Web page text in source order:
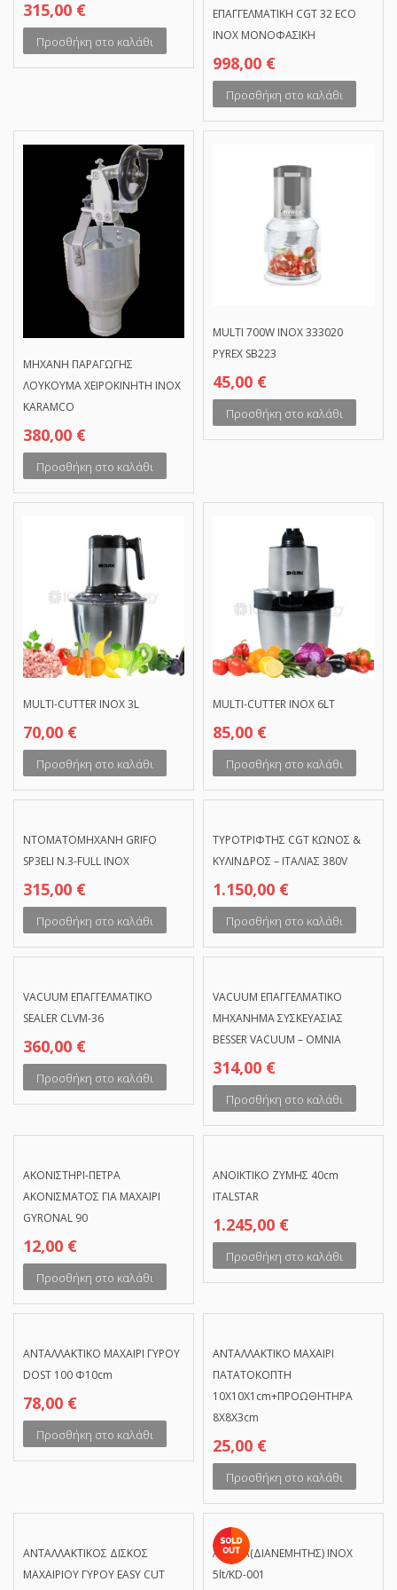
315,00 €
Προσθήκη στο καλάθι
ΕΠΑΓΓΕΛΜΑΤΙΚΗ CGT 32 ECO
INOX ΜΟΝΟΦΑΣΙΚΗ
998,00 €
Προσθήκη στο καλάθι
MHXANH ΠΑΡΑΓΩΓΗΣ
ΛΟΥΚΟΥΜΑ ΧΕΙΡΟΚΙΝΗΤΗ ΙΝΟΧ
KARAMCO
380,00 €
Προσθήκη στο καλάθι
MULTI 700W INOX 333020
PYREX SB223
45,00 €
Προσθήκη στο καλάθι
MULTI-CUTTER INOX 3L
70,00 €
Προσθήκη στο καλάθι
MULTI-CUTTER INOX 6LT
85,00 €
Προσθήκη στο καλάθι
NTOMATOMHXANH GRIFO
SP3ELI N.3-FULL INOX
315,00 €
Προσθήκη στο καλάθι
TYΡΟΤΡΙΦΤΗΣ CGT ΚΩΝΟΣ &
ΚΥΛΙΝΔΡΟΣ – ITAΛΙΑΣ 380V
1.150,00 €
Προσθήκη στο καλάθι
VACUUM ΕΠΑΓΓΕΛΜΑΤΙΚΟ
SEALER CLVM-36
360,00 €
Προσθήκη στο καλάθι
VACUUM ΕΠΑΓΓΕΛΜΑΤΙΚΟ
ΜΗΧΑΝΗΜΑ ΣΥΣΚΕΥΑΣΙΑΣ
BESSER VACUUM – OMNIA
314,00 €
Προσθήκη στο καλάθι
ΑΚΟΝΙΣΤΗΡΙ-ΠΕΤΡΑ
ΑΚΟΝΙΣΜΑΤΟΣ ΓΙΑ ΜΑΧΑΙΡΙ
GYRONAL 90
12,00 €
Προσθήκη στο καλάθι
ΑΝΟΙΚΤΙΚΟ ΖΥΜΗΣ 40cm
ITALSTAR
1.245,00 €
Προσθήκη στο καλάθι
ΑΝΤΑΛΛΑΚΤΙΚΟ ΜΑΧΑΙΡΙ ΓΥΡΟΥ
DOST 100 Φ10cm
78,00 €
Προσθήκη στο καλάθι
ΑΝΤΑΛΛΑΚΤΙΚΟ ΜΑΧΑΙΡΙ
ΠΑΤΑΤΟΚΟΠΤΗ
10Χ10Χ1cm+ΠΡΟΩΘΗΤΗΡΑ
8Χ8Χ3cm
25,00 €
Προσθήκη στο καλάθι
ΑΝΤΑΛΛΑΚΤΙΚΟΣ ΔΙΣΚΟΣ
ΜΑΧΑΙΡΙΟΥ ΓΥΡΟΥ EASY CUT
ΑΝΤΛΙΑ(ΔΙΑΝΕΜΗΤΗΣ) ΙΝΟΧ
5lt/KD-001